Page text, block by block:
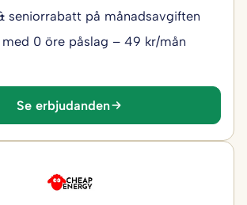
seniorrabatt på månadsavgiften
med 0 öre påslag – 49 kr/mån
Se erbjudanden